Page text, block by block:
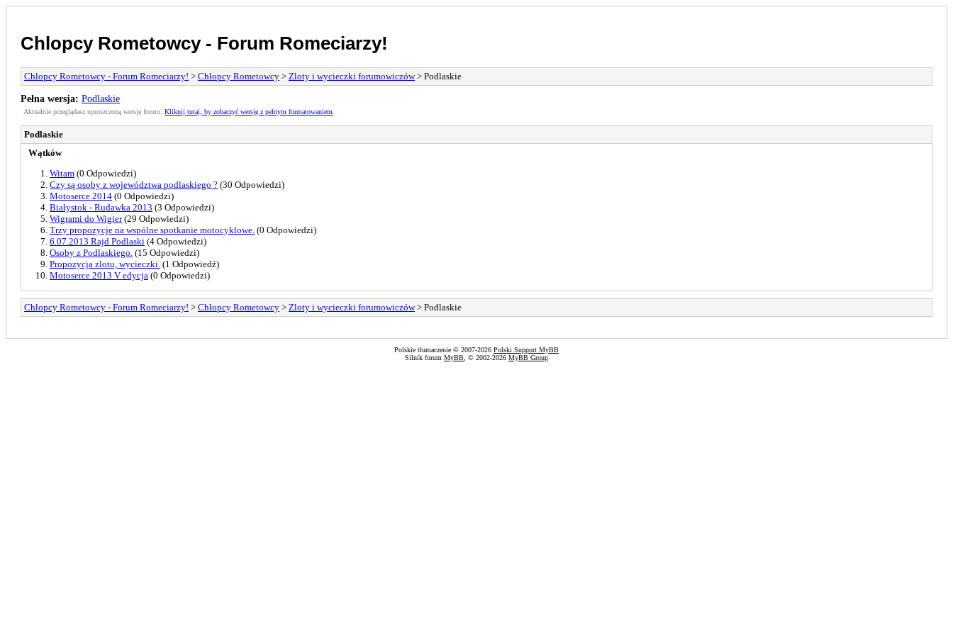
Chlopcy Rometowcy - Forum Romeciarzy!
Chlopcy Rometowcy - Forum Romeciarzy! > Chłopcy Rometowcy > Zloty i wycieczki forumowiczów> Podlaskie
Pełna wersja: Podlaskie
Aktualnie przeglądasz uproszczoną wersję forum. Kliknij tutaj, by zobaczyć wersję z pełnym formatowaniem
Podlaskie
Wątków
Witam (0 Odpowiedzi)
Czy są osoby z województwa podlaskiego ? (30 Odpowiedzi)
Motoserce 2014 (0 Odpowiedzi)
Białystok - Rudawka 2013 (3 Odpowiedzi)
Wigrami do Wigier(29 Odpowiedzi)
Trzy propozycje na wspólne spotkanie motocyklowe. (0 Odpowiedzi)
6.07.2013 Rajd Podlaski (4 Odpowiedzi)
Osoby z Podlaskiego. (15 Odpowiedzi)
Propozycja zlotu, wycieczki. (1 Odpowiedź)
Motoserce 2013 V edycja (0 Odpowiedzi)
Chlopcy Rometowcy - Forum Romeciarzy! > Chłopcy Rometowcy > Zloty i wycieczki forumowiczów> Podlaskie
Polskie tłumaczenie © 2007-2026 Polski Support MyBB
Silnik forum MyBB , © 2002-2026 MyBB Group